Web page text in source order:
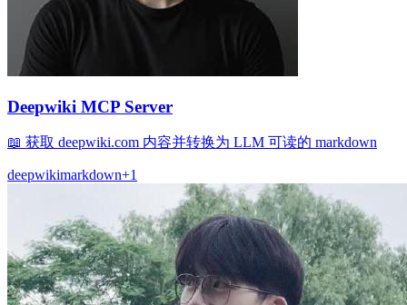
Deepwiki MCP Server
📖 获取 deepwiki.com 内容并转换为 LLM 可读的 markdown
deepwikimarkdown+1